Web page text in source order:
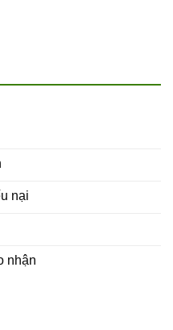
nại
nhận